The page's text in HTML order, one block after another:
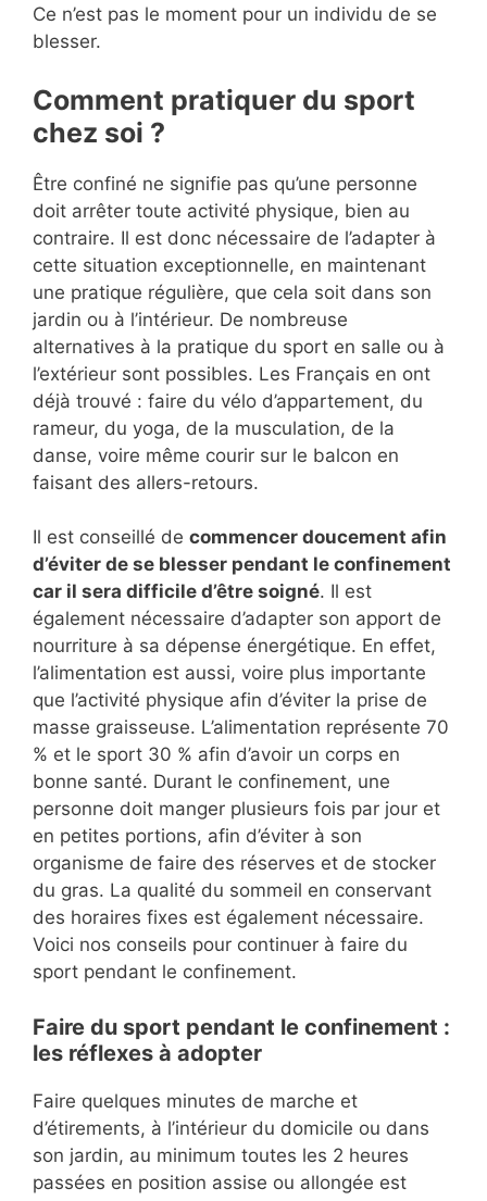
Ce n’est pas le moment pour un individu de se
blesser.
Comment pratiquer du sport
chez soi ?
Être confiné ne signifie pas qu’une personne
doit arrêter toute activité physique, bien au
contraire. Il est donc nécessaire de l’adapter à
cette situation exceptionnelle, en maintenant
une pratique régulière, que cela soit dans son
jardin ou à l’intérieur. De nombreuse
alternatives à la pratique du sport en salle ou à
l’extérieur sont possibles. Les Français en ont
déjà trouvé : faire du vélo d’appartement, du
rameur, du yoga, de la musculation, de la
danse, voire même courir sur le balcon en
faisant des allers-retours.
Il est conseillé de commencer doucement afin
d’éviter de se blesser pendant le confinement
car il sera difficile d’être soigné. Il est
également nécessaire d’adapter son apport de
nourriture à sa dépense énergétique. En effet,
l’alimentation est aussi, voire plus importante
que l’activité physique afin d’éviter la prise de
masse graisseuse. L’alimentation représente 70
% et le sport 30 % afin d’avoir un corps en
bonne santé. Durant le confinement, une
personne doit manger plusieurs fois par jour et
en petites portions, afin d’éviter à son
organisme de faire des réserves et de stocker
du gras. La qualité du sommeil en conservant
des horaires fixes est également nécessaire.
Voici nos conseils pour continuer à faire du
sport pendant le confinement.
Faire du sport pendant le confinement :
les réflexes à adopter
Faire quelques minutes de marche et
d’étirements, à l’intérieur du domicile ou dans
son jardin, au minimum toutes les 2 heures
passées en position assise ou allongée est